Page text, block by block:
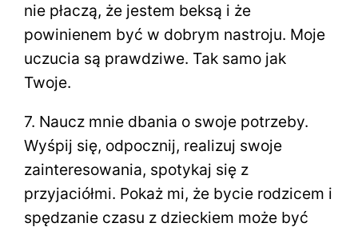
nie płaczą, że jestem beksą i że
powinienem być w dobrym nastroju. Moje
uczucia są prawdziwe. Tak samo jak
Twoje.
7. Naucz mnie dbania o swoje potrzeby.
Wyśpij się, odpocznij, realizuj swoje
zainteresowania, spotykaj się z
przyjaciółmi. Pokaż mi, że bycie rodzicem i
spędzanie czasu z dzieckiem może być